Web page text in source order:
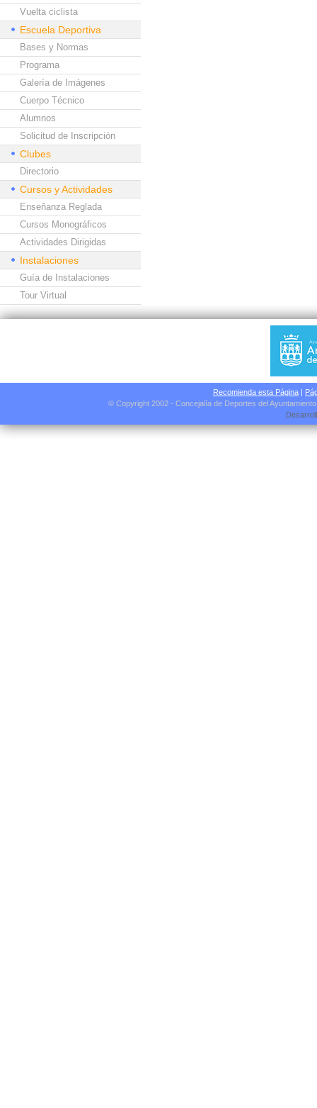
Vuelta ciclista
Escuela Deportiva
Bases y Normas
Programa
Galería de Imágenes
Cuerpo Técnico
Alumnos
Solicitud de Inscripción
Clubes
Directorio
Cursos y Actividades
Enseñanza Reglada
Cursos Monográficos
Actividades Dirigidas
Instalaciones
Guía de Instalaciones
Tour Virtual
Recomienda esta Página |
© Copyright 2002 - Concejalía de Deportes del